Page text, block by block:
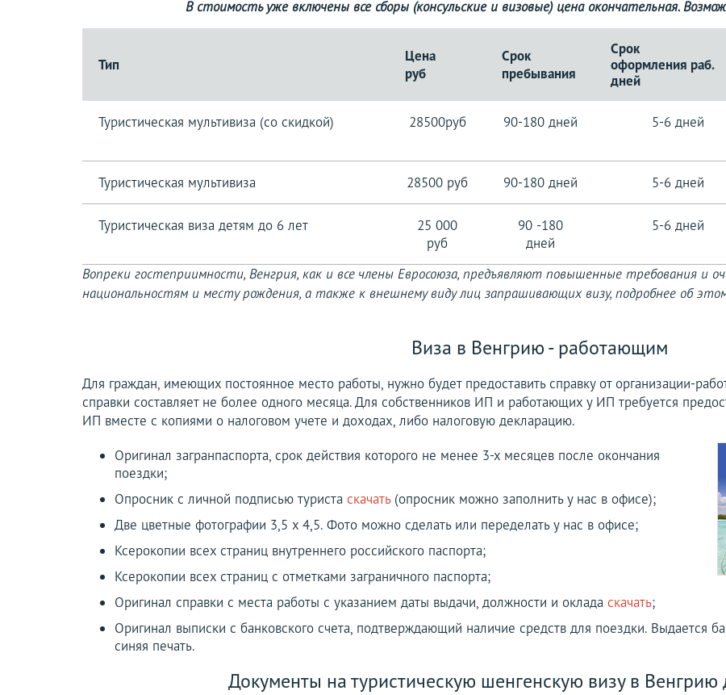
В стоимость уже включены все сборы (консульские и визовые) цена окончательная.
Тип
Цена
руб
Срок
пребывания
Срок
оформления раб.
дней
Туристическая мультивиза (со скидкой) 28500руб 90-180 дней 5-6 дней
Туристическая мультивиза 28500 руб 90-180 дней 5-6 дней
Туристическая виза детям до 6 лет
25 000
руб
90 -180
дней
5-6 дней
Вопреки гостеприимности, Венгрия, как и все члены Евросоюза, предъявляют повышенные требования и
национальностям и месту рождения, а также к внешнему виду лиц запрашивающих визу, подробнее об
Виза в Венгрию - работающим
Для граждан, имеющих постоянное место работы, нужно будет предоставить справку от организации-
справки составляет не более одного месяца. Для собственников ИП и работающих у ИП требуется
ИП вместе с копиями о налоговом учете и доходах, либо налоговую декларацию.
Оригинал загранпаспорта, срок действия которого не менее 3-х месяцев после окончания
поездки;
Опросник с личной подписью туриста скачать(опросник можно заполнить у нас в офисе);
Две цветные фотографии 3,5 х 4,5. Фото можно сделать или переделать у нас в офисе;
Ксерокопии всех страниц внутреннего российского паспорта;
Ксерокопии всех страниц с отметками заграничного паспорта;
Оригинал справки с места работы с указанием даты выдачи, должности и оклада скачать;
Оригинал выписки с банковского счета, подтверждающий наличие средств для поездки. Выдается
синяя печать.
Документы на туристическую шенгенскую визу в Венгрию